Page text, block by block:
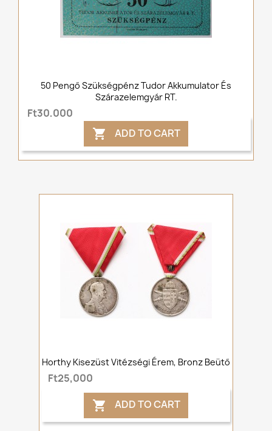
50 Pengő Szükségpénz Tudor Akkumulator És
Szárazelemgyár RT.
Ft30,000
 ADD TO CART
Horthy Kisezüst Vitézségi Érem, Bronz Beütő
Ft25,000
 ADD TO CART